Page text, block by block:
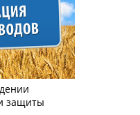
защиты